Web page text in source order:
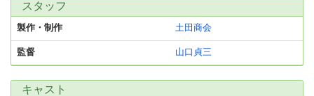
スタッフ
製作・制作 土田商会
監督 山口貞三
キャスト